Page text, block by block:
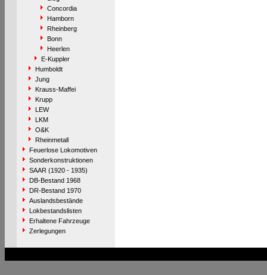
Concordia
Hamborn
Rheinberg
Bonn
Heerlen
E-Kuppler
Humboldt
Jung
Krauss-Maffei
Krupp
LEW
LKM
O&K
Rheinmetall
Feuerlose Lokomotiven
Sonderkonstruktionen
SAAR (1920 - 1935)
DB-Bestand 1968
DR-Bestand 1970
Auslandsbestände
Lokbestandslisten
Erhaltene Fahrzeuge
Zerlegungen